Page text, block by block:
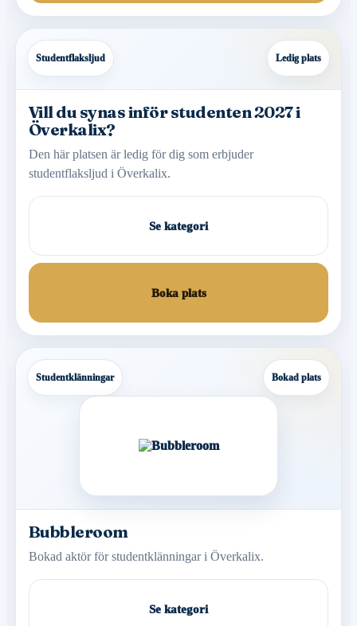
Studentflaksljud Ledig plats
Vill du synas inför studenten 2027 i
Överkalix?
Den här platsen är ledig för dig som erbjuder
studentflaksljud i Överkalix.
Se kategori
Boka plats
Studentklänningar Bokad plats
Bubbleroom
Bokad aktör för studentklänningar i Överkalix.
Se kategori